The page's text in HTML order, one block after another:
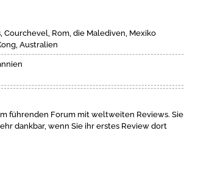
Courchevel, Rom, die Malediven, Mexiko
Australien
führenden Forum mit weltweiten Reviews. Sie
dankbar, wenn Sie ihr erstes Review dort